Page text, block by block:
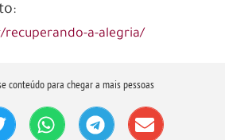
a-alegria/
conteúdo para chegar a mais pessoas